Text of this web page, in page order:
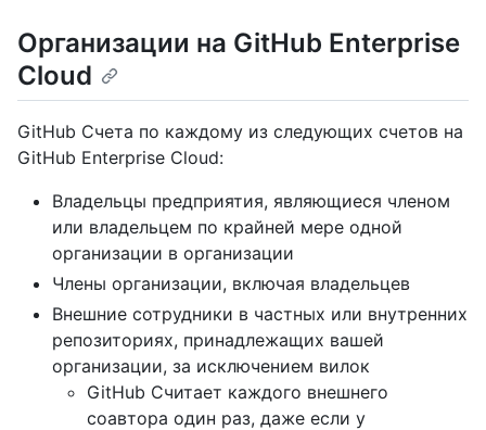
Организации на GitHub Enterprise
Cloud
GitHub Счета по каждому из следующих счетов на
GitHub Enterprise Cloud:
Владельцы предприятия, являющиеся членом
или владельцем по крайней мере одной
организации в организации
Члены организации, включая владельцев
Внешние сотрудники в частных или внутренних
репозиториях, принадлежащих вашей
организации, за исключением вилок
GitHub Считает каждого внешнего
соавтора один раз, даже если у